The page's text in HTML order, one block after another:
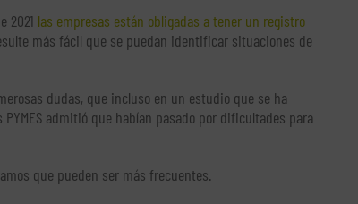
2021 las empresas están obligadas a tener un registro
más fácil que se puedan identificar situaciones de
dudas, que incluso en un estudio que se ha
admitió que habían pasado por dificultades para
que pueden ser más frecuentes.